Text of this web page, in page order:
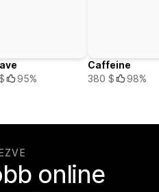
95%
Caffeine
380 $
98%
online